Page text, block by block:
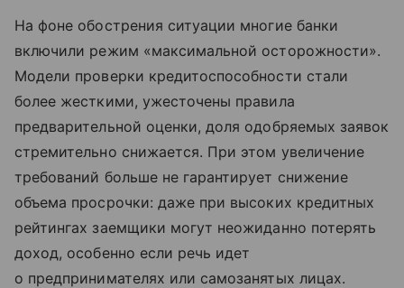
На фоне обострения ситуации многие банки
включили режим «максимальной осторожности».
Модели проверки кредитоспособности стали
более жесткими, ужесточены правила
предварительной оценки, доля одобряемых заявок
стремительно снижается. При этом увеличение
требований больше не гарантирует снижение
объема просрочки: даже при высоких кредитных
рейтингах заемщики могут неожиданно потерять
доход, особенно если речь идет
о предпринимателях или самозанятых лицах.